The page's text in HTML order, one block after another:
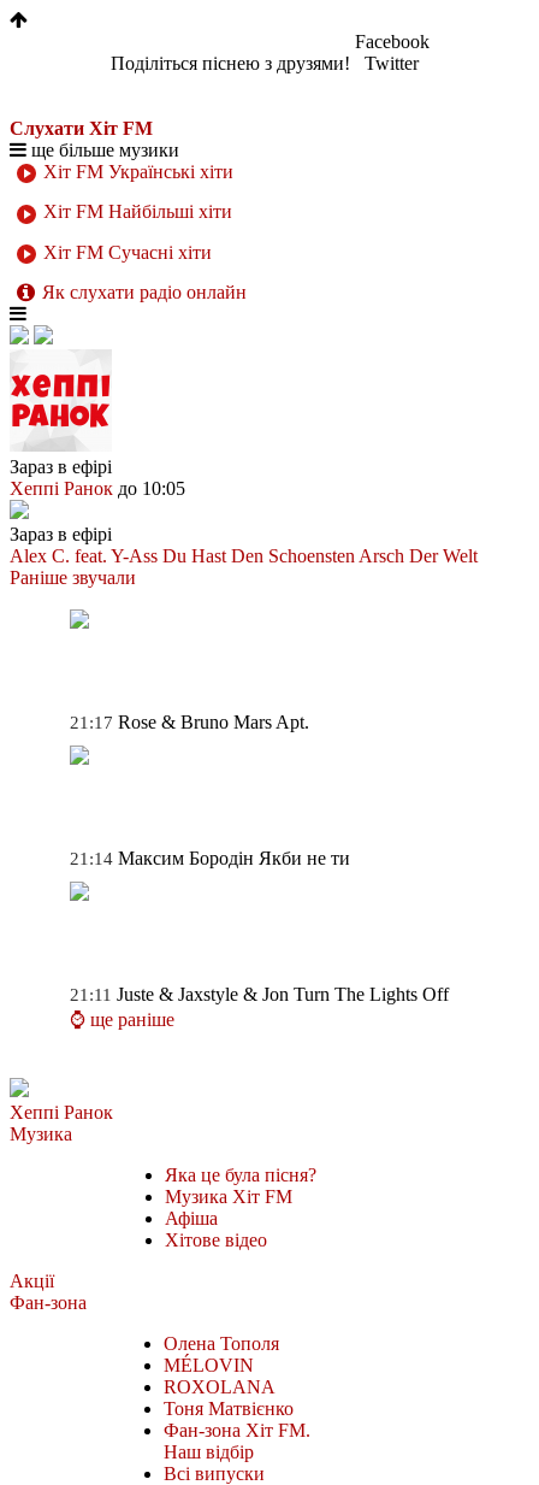
Поділіться піснею з друзями!
Facebook
Twitter
Слухати Хіт FM
ще більше музики
Хіт FM Українські хіти
Хіт FM Найбільші хіти
Хіт FM Сучасні хіти
Як слухати радіо онлайн
Зараз в ефірі
Хеппі Ранок до 10:05
Зараз в ефірі
Alex C. feat. Y-Ass Du Hast Den Schoensten Arsch Der Welt
Раніше звучали
21:17 Rose & Bruno Mars Apt.
21:14 Максим Бородін Якби не ти
21:11 Juste & Jaxstyle & Jon Turn The Lights Off
⌚ ще раніше
Хеппі Ранок
Музика
Яка це була пісня?
Музика Хіт FM
Афіша
Хітове відео
Акції
Фан-зона
Олена Тополя
MÉLOVIN
ROXOLANA
Тоня Матвієнко
Фан-зона Хіт FM.
Наш відбір
Всі випуски